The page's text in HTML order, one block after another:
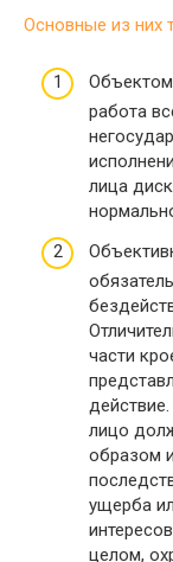
Основные из них
Объектом
работа
лица
части
лицо
образом
ущерба
целом,